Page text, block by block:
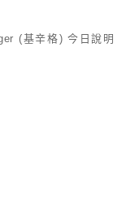
(基辛格) 今日說明